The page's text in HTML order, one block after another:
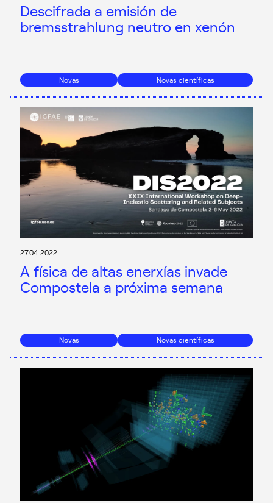
Descifrada a emisión de
bremsstrahlung neutro en xenón
Novas Novas científicas
27.04.2022
A física de altas enerxías invade
Compostela a próxima semana
Novas Novas científicas